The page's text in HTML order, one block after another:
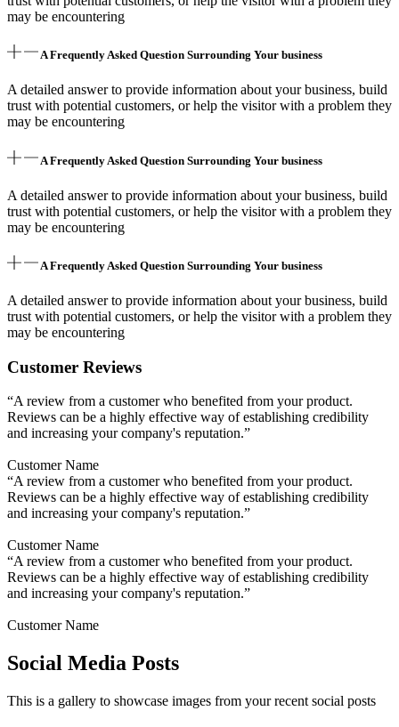
may be encountering
A Frequently Asked Question Surrounding Your business
A detailed answer to provide information about your business, build
trust with potential customers, or help the visitor with a problem they
may be encountering
A Frequently Asked Question Surrounding Your business
A detailed answer to provide information about your business, build
trust with potential customers, or help the visitor with a problem they
may be encountering
A Frequently Asked Question Surrounding Your business
A detailed answer to provide information about your business, build
trust with potential customers, or help the visitor with a problem they
may be encountering
Customer Reviews
“A review from a customer who benefited from your product.
Reviews can be a highly effective way of establishing credibility
and increasing your company's reputation.”
Customer Name
“A review from a customer who benefited from your product.
Reviews can be a highly effective way of establishing credibility
and increasing your company's reputation.”
Customer Name
“A review from a customer who benefited from your product.
Reviews can be a highly effective way of establishing credibility
and increasing your company's reputation.”
Customer Name
Social Media Posts
This is a gallery to showcase images from your recent social posts